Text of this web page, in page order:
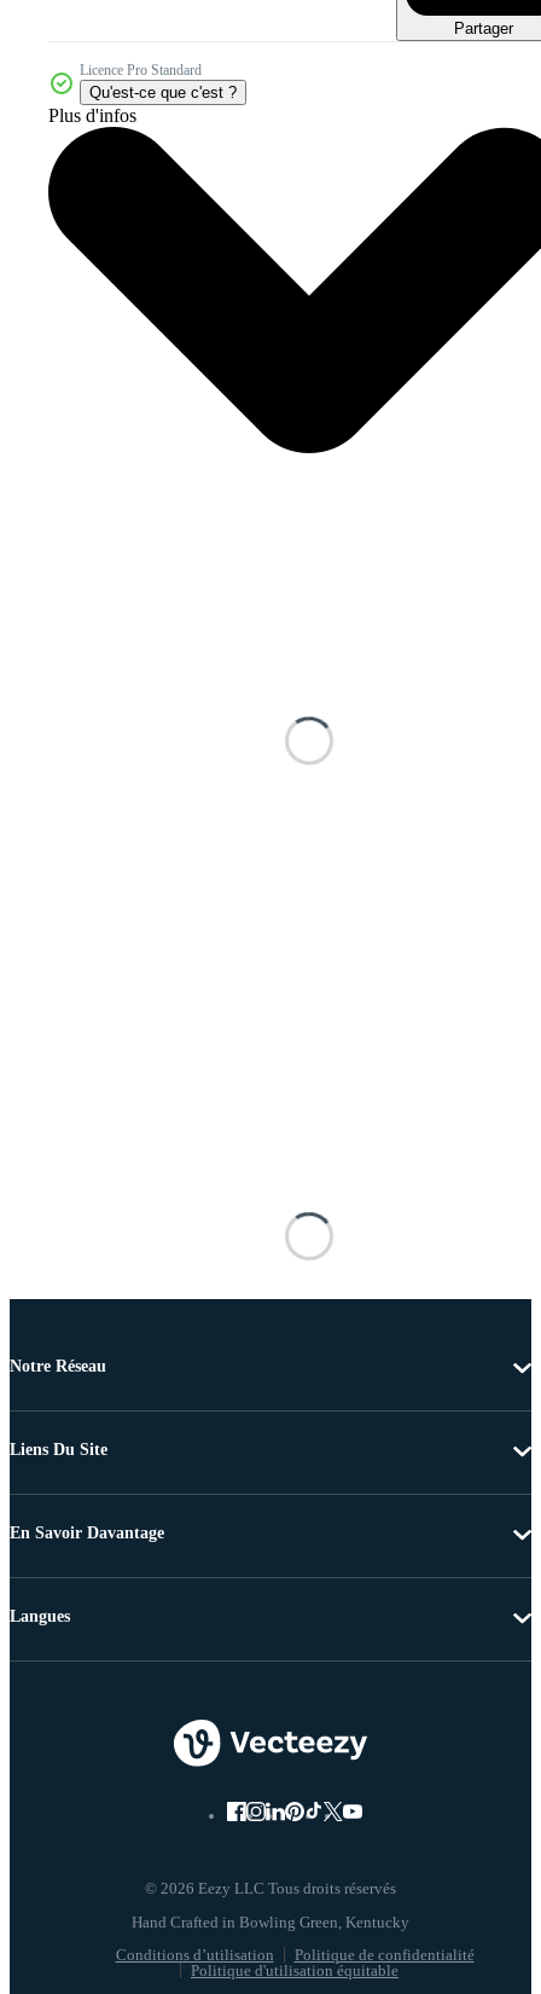
Partager
Licence Pro Standard
Qu'est-ce que c'est ?
Plus d'infos
Notre Réseau
Liens Du Site
En Savoir Davantage
© 2026 Eezy LLC Tous droits réservés
Conditions d’utilisation
Politique de confidentialité
Politique d'utilisation équitable
Langues